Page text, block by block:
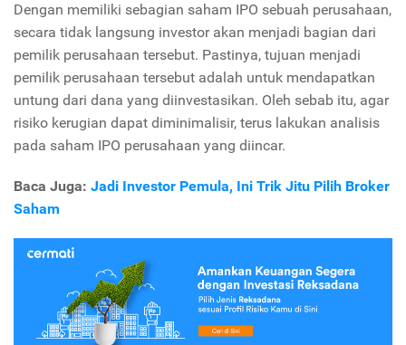
Dengan memiliki sebagian saham IPO sebuah perusahaan,
secara tidak langsung investor akan menjadi bagian dari
pemilik perusahaan tersebut. Pastinya, tujuan menjadi
pemilik perusahaan tersebut adalah untuk mendapatkan
untung dari dana yang diinvestasikan. Oleh sebab itu, agar
risiko kerugian dapat diminimalisir, terus lakukan analisis
pada saham IPO perusahaan yang diincar.
Baca Juga: Jadi Investor Pemula, Ini Trik Jitu Pilih Broker
Saham